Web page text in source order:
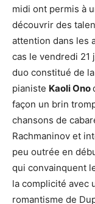
midi ont permis à
découvrir des
attention dans les
cas le vendredi
duo constitué de
pianiste Kaoli Ono
façon un brin
chansons de
Rachmaninov et
peu outrée en
qui convainquent
la complicité avec
romantisme de